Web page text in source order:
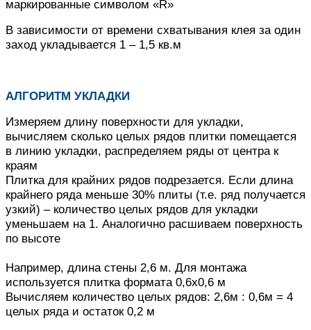
маркированные символом «R»
В зависимости от времени схватывания клея за один
заход укладывается 1 – 1,5 кв.м
АЛГОРИТМ УКЛАДКИ
Измеряем длину поверхности для укладки,
вычисляем сколько целых рядов плитки помещается
в линию укладки, распределяем ряды от центра к
краям
Плитка для крайних рядов подрезается. Если длина
крайнего ряда меньше 30% плиты (т.е. ряд получается
узкий) – количество целых рядов для укладки
уменьшаем на 1. Аналогично расшиваем поверхность
по высоте
Например, длина стены 2,6 м. Для монтажа
используется плитка формата 0,6х0,6 м
Вычисляем количество целых рядов: 2,6м : 0,6м = 4
целых ряда и остаток 0,2 м